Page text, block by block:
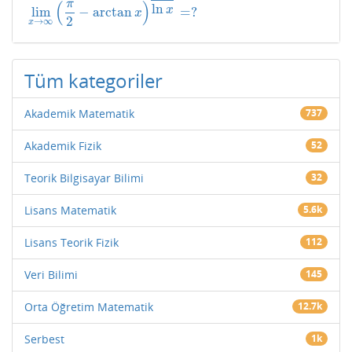
lim
x→∞ ( π
2
− arctan x)lnx =?
limx→ ∞(π 2− arctanx)1ln x=?
Tüm kategoriler
Akademik Matematik 737
Akademik Fizik 52
Teorik Bilgisayar Bilimi 32
Lisans Matematik 5.6k
Lisans Teorik Fizik 112
Veri Bilimi 145
Orta Öğretim Matematik 12.7k
Serbest 1k